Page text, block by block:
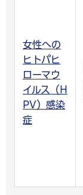
女性への
ヒトパヒ
ローマウ
イルス（H
PV）感染
症